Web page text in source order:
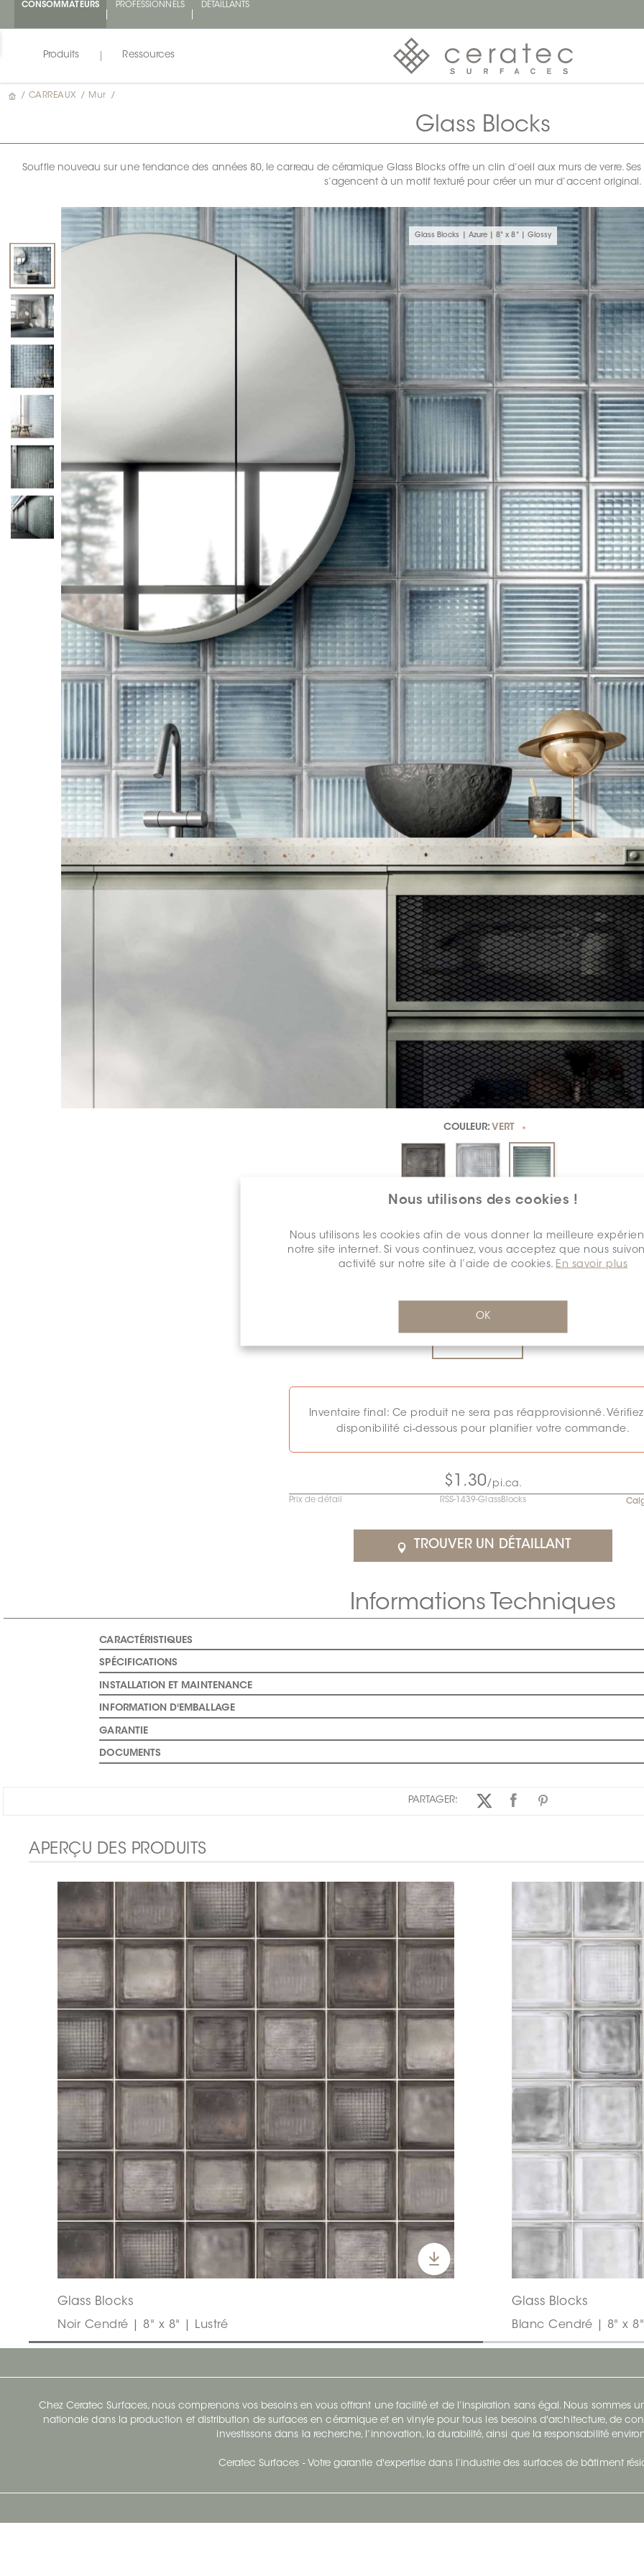
CONSOMMATEURS PROFESSIONNELS
DÉTAILLANTS
Produits Ressources
Nous utilisons des cookies !
Nous utilisons les cookies afin de vous donner la meilleure
notre site internet. Si vous continuez, vous acceptez que nous
activité sur notre site à l’aide de cookies. En savoir plus
OK
/ CARREAUX / Mur /
Glass Blocks
Souffle nouveau sur une tendance des années 80, le carreau de céramique Glass Blocks offre un clin d’oeil aux murs de verre.
s’agencent à un motif texturé pour créer un mur d’accent original.
Glass Blocks | Azure | 8" x 8" | Glossy
COULEUR: VERT *
FINI DE LA SURFACE:
Inventaire final: Ce produit ne sera pas réapprovisionné.
disponibilité ci-dessous pour planifier votre commande.
$1.30/pi.ca.
Prix de détail RSS-1439-GlassBlocks
TROUVER UN DÉTAILLANT
Informations Techniques
CARACTÉRISTIQUES
SPÉCIFICATIONS
INSTALLATION ET MAINTENANCE
INFORMATION D'EMBALLAGE
GARANTIE
DOCUMENTS
PARTAGER:
APERÇU DES PRODUITS
Glass Blocks
Noir Cendré | 8" x 8" | Lustré
Glass Blocks
Blanc Cendré | 8" x
Chez Ceratec Surfaces, nous comprenons vos besoins en vous offrant une facilité et de l’inspiration sans égal. Nous
nationale dans la production et distribution de surfaces en céramique et en vinyle pour tous les besoins d'architecture, de
investissons dans la recherche, l’innovation, la durabilité, ainsi que la responsabilité
Ceratec Surfaces - Votre garantie d'expertise dans l’industrie des surfaces de bâtiment